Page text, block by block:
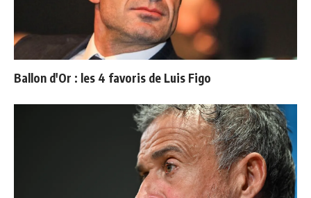
Ballon d'Or : les 4 favoris de Luis Figo